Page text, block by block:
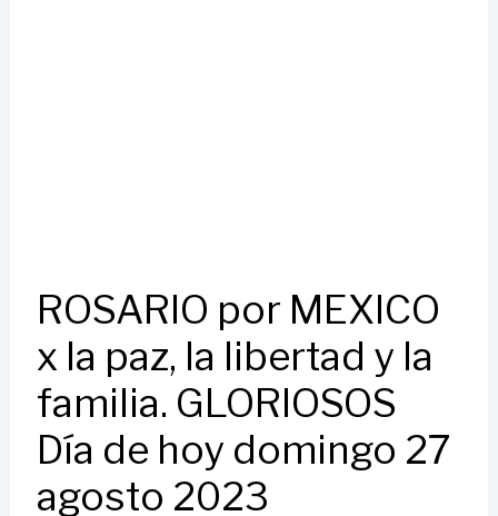
ROSARIO por MEXICO
x la paz, la libertad y la
familia. GLORIOSOS
Día de hoy domingo 27
agosto 2023